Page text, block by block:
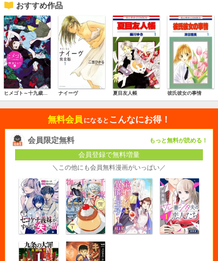
おすすめ作品
ナイーヴ 夏目友人帳 彼氏彼女の事情
無料会員 になると こんなにお得！
会員限定無料 もっと無料が読める！
会員登録で無料増量
＼この他にも会員無料漫画がいっぱい／